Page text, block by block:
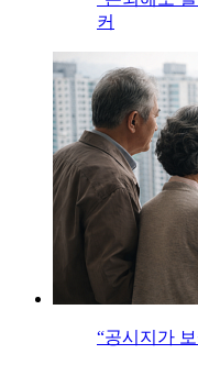
커
“공시지가